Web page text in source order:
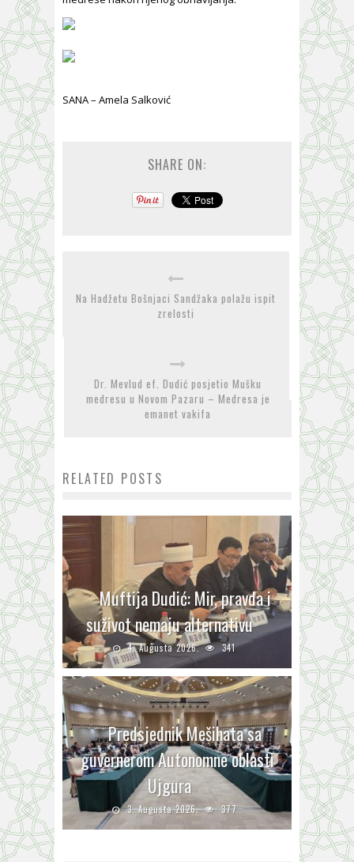
SANA – Amela Salković
SHARE ON:
Na Hadžetu Bošnjaci Sandžaka polažu ispit
zrelosti
Dr. Mevlud ef. Dudić posjetio Mušku
medresu u Novom Pazaru – Medresa je
emanet vakifa
RELATED POSTS
Muftija Dudić: Mir, pravda i
suživot nemaju alternativu
4. Augusta 2026. 341
Predsjednik Mešihata sa
guvernerom Autonomne oblasti
Ujgura
3. Augusta 2026. 377